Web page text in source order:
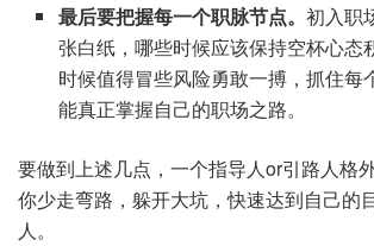
最后要把握每一个职脉节点。初入职
张白纸，哪些时候应该保持空杯心态
时候值得冒些风险勇敢一搏，抓住每
能真正掌握自己的职场之路。
要做到上述几点，一个指导人or引路人格
你少走弯路，躲开大坑，快速达到自己的
人。